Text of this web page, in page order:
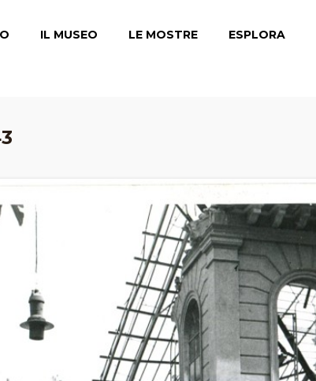
IL MUSEO LE MOSTRE ESPLORA